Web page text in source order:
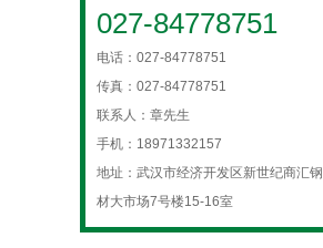
027-84778751
电话：027-84778751
传真：027-84778751
联系人：章先生
手机：18971332157
地址：武汉市经济开发区新世纪商汇钢
材大市场7号楼15-16室